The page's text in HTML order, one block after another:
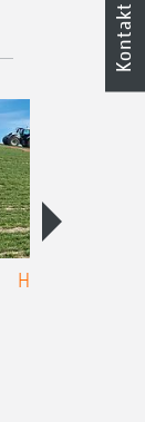
Hangstreuen -
Kontakt